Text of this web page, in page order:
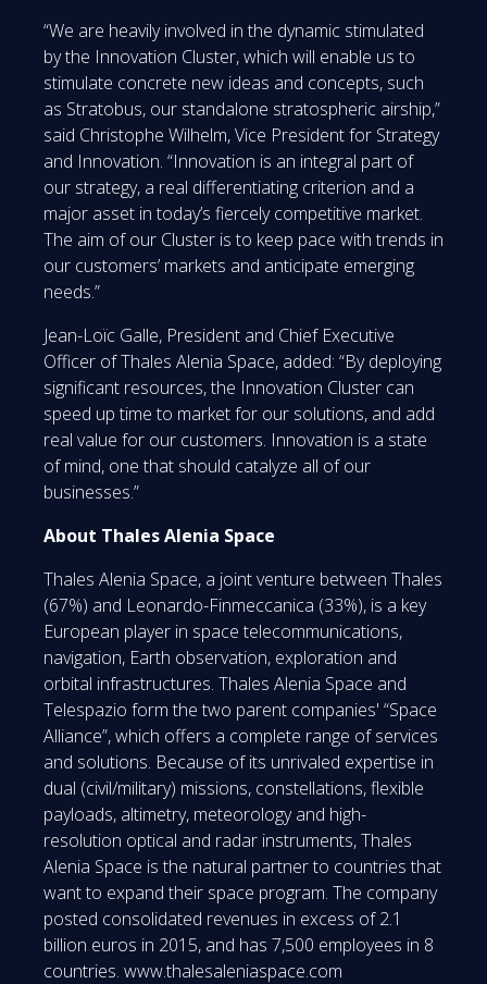
“We are heavily involved in the dynamic stimulated
by the Innovation Cluster, which will enable us to
stimulate concrete new ideas and concepts, such
as Stratobus, our standalone stratospheric airship,”
said Christophe Wilhelm, Vice President for Strategy
and Innovation. “Innovation is an integral part of
our strategy, a real differentiating criterion and a
major asset in today’s fiercely competitive market.
The aim of our Cluster is to keep pace with trends in
our customers’ markets and anticipate emerging
needs.”
Jean-Loïc Galle, President and Chief Executive
Officer of Thales Alenia Space, added: “By deploying
significant resources, the Innovation Cluster can
speed up time to market for our solutions, and add
real value for our customers. Innovation is a state
of mind, one that should catalyze all of our
businesses.”
About Thales Alenia Space
Thales Alenia Space, a joint venture between Thales
(67%) and Leonardo-Finmeccanica (33%), is a key
European player in space telecommunications,
navigation, Earth observation, exploration and
orbital infrastructures. Thales Alenia Space and
Telespazio form the two parent companies' “Space
Alliance”, which offers a complete range of services
and solutions. Because of its unrivaled expertise in
dual (civil/military) missions, constellations, flexible
payloads, altimetry, meteorology and high-
resolution optical and radar instruments, Thales
Alenia Space is the natural partner to countries that
want to expand their space program. The company
posted consolidated revenues in excess of 2.1
billion euros in 2015, and has 7,500 employees in 8
countries. www.thalesaleniaspace.com